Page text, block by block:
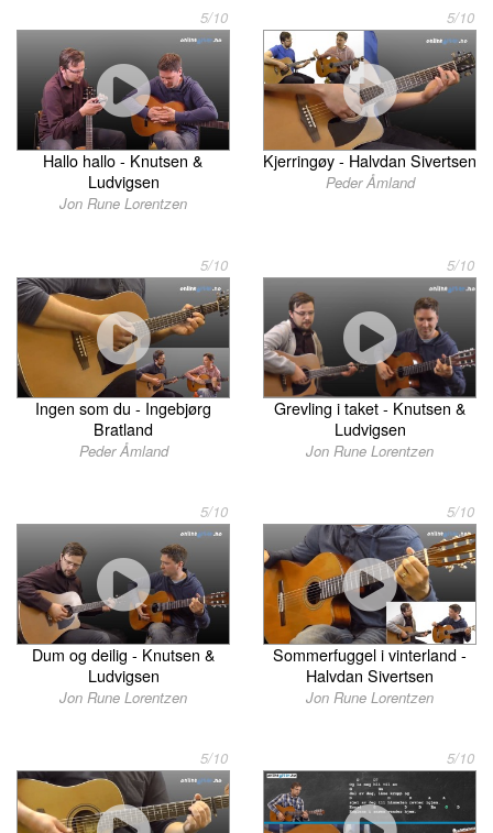
5/10
Hallo hallo - Knutsen &
Ludvigsen
Jon Rune Lorentzen
5/10
Kjerringøy - Halvdan Sivertsen
Peder Åmland
5/10
Ingen som du - Ingebjørg
Bratland
Peder Åmland
5/10
Grevling i taket - Knutsen &
Ludvigsen
Jon Rune Lorentzen
5/10
Dum og deilig - Knutsen &
Ludvigsen
Jon Rune Lorentzen
5/10
Sommerfuggel i vinterland -
Halvdan Sivertsen
Jon Rune Lorentzen
5/10 5/10